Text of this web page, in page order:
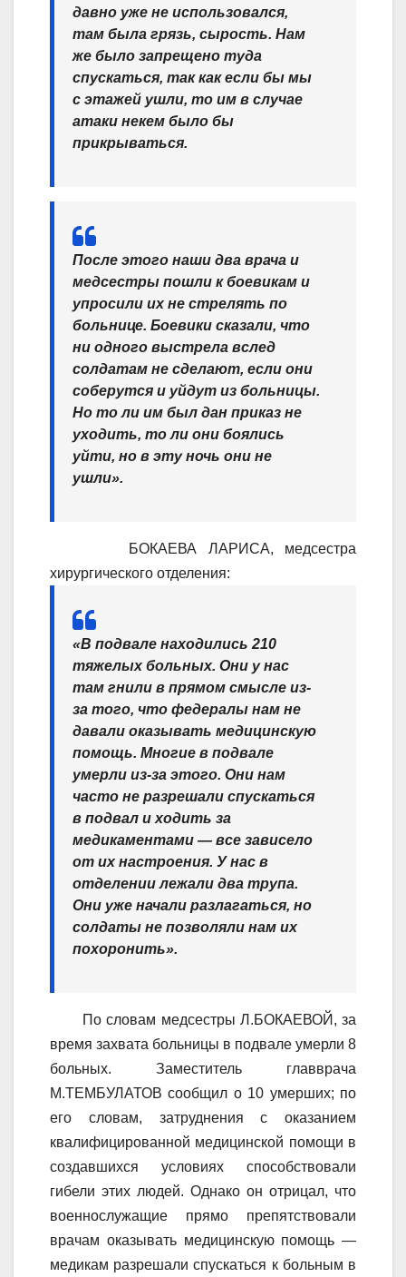
давно уже не использовался,
там была грязь, сырость. Нам
же было запрещено туда
спускаться, так как если бы мы
с этажей ушли, то им в случае
атаки некем было бы
прикрываться.
После этого наши два врача и
медсестры пошли к боевикам и
упросили их не стрелять по
больнице. Боевики сказали, что
ни одного выстрела вслед
солдатам не сделают, если они
соберутся и уйдут из больницы.
Но то ли им был дан приказ не
уходить, то ли они боялись
уйти, но в эту ночь они не
ушли».
БОКАЕВА ЛАРИСА, медсестра
хирургического отделения:
«В подвале находились 210
тяжелых больных. Они у нас
там гнили в прямом смысле из-
за того, что федералы нам не
давали оказывать медицинскую
помощь. Многие в подвале
умерли из-за этого. Они нам
часто не разрешали спускаться
в подвал и ходить за
медикаментами — все зависело
от их настроения. У нас в
отделении лежали два трупа.
Они уже начали разлагаться, но
солдаты не позволяли нам их
похоронить».
По словам медсестры Л.БОКАЕВОЙ, за
время захвата больницы в подвале умерли 8
больных. Заместитель главврача
М.ТЕМБУЛАТОВ сообщил о 10 умерших; по
его словам, затруднения с оказанием
квалифицированной медицинской помощи в
создавшихся условиях способствовали
гибели этих людей. Однако он отрицал, что
военнослужащие прямо препятствовали
врачам оказывать медицинскую помощь —
медикам разрешали спускаться к больным в